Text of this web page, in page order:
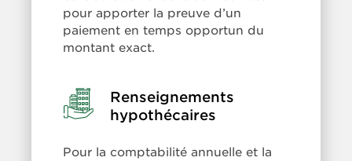
pour apporter la preuve d’un
paiement en temps opportun du
montant exact.
Renseignements
hypothécaires
Pour la comptabilité annuelle et la
Learn
more:
hypothécaires